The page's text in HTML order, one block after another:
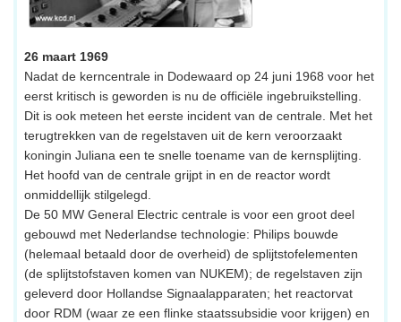
26 maart 1969
Nadat de kerncentrale in Dodewaard op 24 juni 1968 voor het
eerst kritisch is geworden is nu de officiële ingebruikstelling.
Dit is ook meteen het eerste incident van de centrale. Met het
terugtrekken van de regelstaven uit de kern veroorzaakt
koningin Juliana een te snelle toename van de kernsplijting.
Het hoofd van de centrale grijpt in en de reactor wordt
onmiddellijk stilgelegd.
De 50 MW General Electric centrale is voor een groot deel
gebouwd met Nederlandse technologie: Philips bouwde
(helemaal betaald door de overheid) de splijtstofelementen
(de splijtstofstaven komen van NUKEM); de regelstaven zijn
geleverd door Hollandse Signaalapparaten; het reactorvat
door RDM (waar ze een flinke staatssubsidie voor krijgen) en